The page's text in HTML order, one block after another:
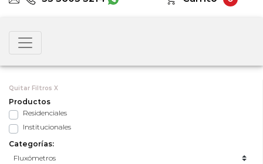
Quitar Filtros X
Productos
Residenciales
Institucionales
Categorías: